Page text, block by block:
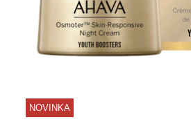
NOVINKA